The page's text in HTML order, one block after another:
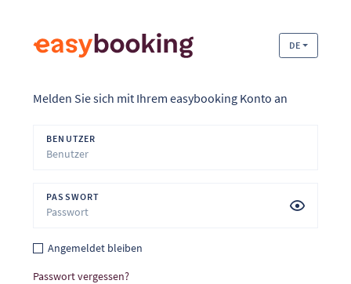
DE
Melden Sie sich mit Ihrem easybooking Konto an
BENUTZER
PASSWORT
Angemeldet bleiben
Passwort vergessen?